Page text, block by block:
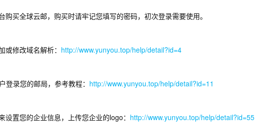
购买全球云邮，购买时请牢记您填写的密码，初次登录需要使用。
修改域名解析： http://www.yunyou.top/help/detail?id=4
录您的邮局，参考教程： http://www.yunyou.top/help/detail?id=11
设置您的企业信息，上传您企业的logo： http://www.yunyou.top/help/detail?id=55